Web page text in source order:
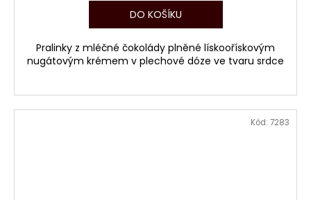
DO KOŠÍKU
Pralinky z mléčné čokolády plněné lískoořískovým
nugátovým krémem v plechové dóze ve tvaru srdce
Kód: 7283